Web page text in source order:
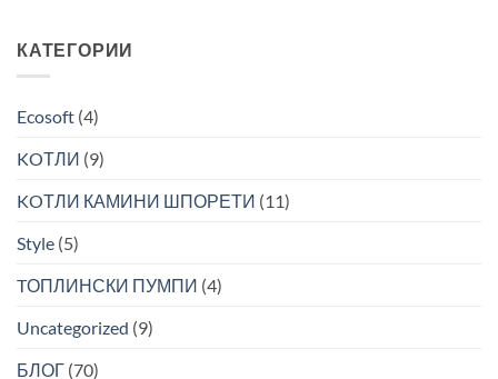
набавка
инвертер
и
пумпи
енергетски
греење
ладење
КАТЕГОРИИ
Ecosoft (4)
KOТЛИ (9)
KOТЛИ КАМИНИ ШПОРЕТИ (11)
Style (5)
TОПЛИНСКИ ПУМПИ (4)
Uncategorized (9)
БЛОГ (70)